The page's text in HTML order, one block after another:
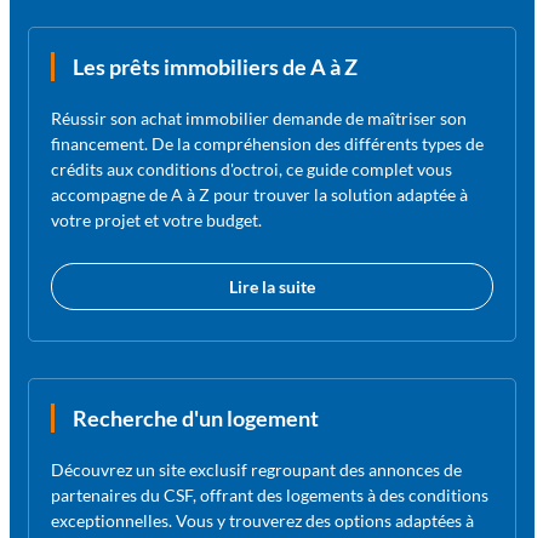
Les prêts immobiliers de A à Z
Réussir son achat immobilier demande de maîtriser son
financement. De la compréhension des différents types de
crédits aux conditions d'octroi, ce guide complet vous
accompagne de A à Z pour trouver la solution adaptée à
votre projet et votre budget.
Lire la suite
Recherche d'un logement
Découvrez un site exclusif regroupant des annonces de
partenaires du CSF, offrant des logements à des conditions
exceptionnelles. Vous y trouverez des options adaptées à